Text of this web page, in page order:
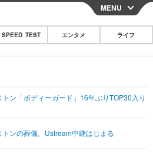
CLOSE
その他
映画・ドラマ
MENU
SPEED TEST エンタメ ライフ
ン「ボディーガード」16年ぶりTOP30入り
ンの葬儀、Ustream中継はじまる